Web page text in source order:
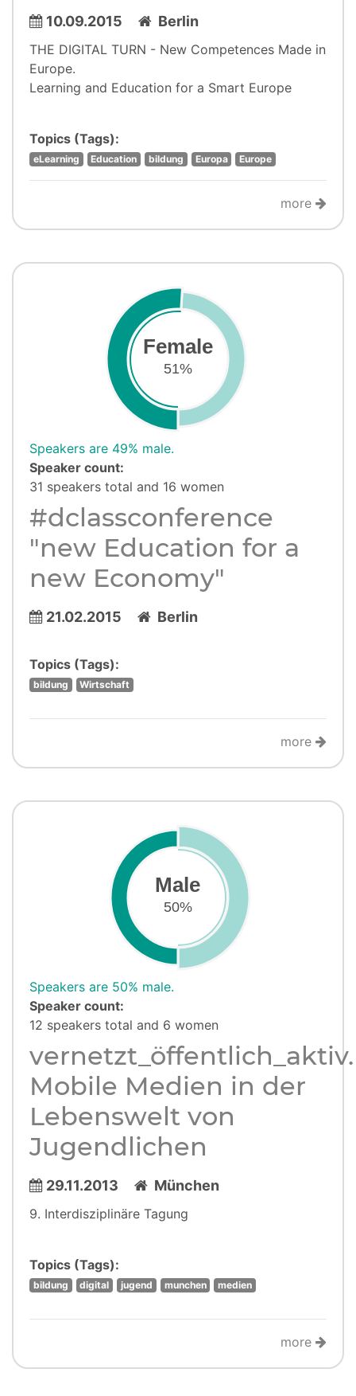
10.09.2015 Berlin
THE DIGITAL TURN - New Competences Made in
Europe.
Learning and Education for a Smart Europe
Topics (Tags):
eLearning Education bildung Europa Europe
more
Female
51%
Speakers are 49% male.
Speaker count:
31 speakers total and 16 women
#dclassconference
"new Education for a
new Economy"
21.02.2015 Berlin
Topics (Tags):
bildung Wirtschaft
more
Male
50%
Speakers are 50% male.
Speaker count:
12 speakers total and 6 women
vernetzt_öffentlich_aktiv.
Mobile Medien in der
Lebenswelt von
Jugendlichen
29.11.2013 München
9. Interdisziplinäre Tagung
Topics (Tags):
bildung digital jugend munchen medien
more